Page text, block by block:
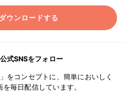
ウンロードする
式SNSをフォロー
をコンセプトに、簡単においしく
毎日配信しています。